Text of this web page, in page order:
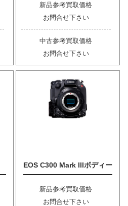
新品参考買取価格
お問合せ下さい
中古参考買取価格
お問合せ下さい
EOS C300 Mark IIIボディー
新品参考買取価格
お問合せ下さい